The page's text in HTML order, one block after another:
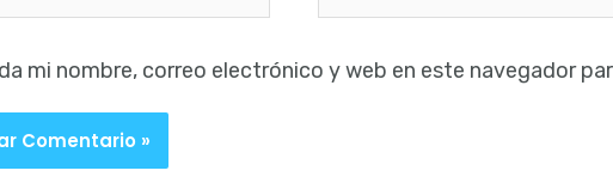
electrónico*
mi nombre, correo electrónico y web en este navegador